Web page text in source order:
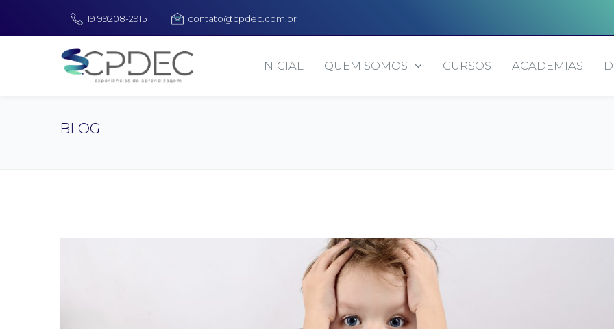
19 99208-2915 contato@cpdec.com.br
INICIAL QUEM SOMOS CURSOS ACADEMIAS
BLOG